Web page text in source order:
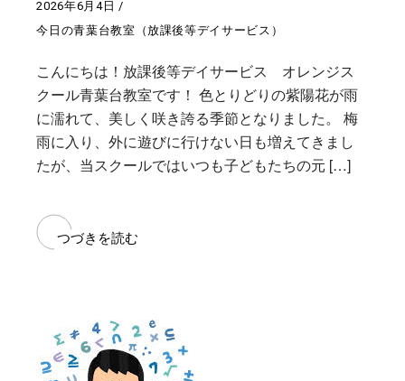
2026年6月4日
今日の青葉台教室（放課後等デイサービス）
こんにちは！放課後等デイサービス オレンジス
クール青葉台教室です！ 色とりどりの紫陽花が雨
に濡れて、美しく咲き誇る季節となりました。 梅
雨に入り、外に遊びに行けない日も増えてきまし
たが、当スクールではいつも子どもたちの元 […]
つづきを読む